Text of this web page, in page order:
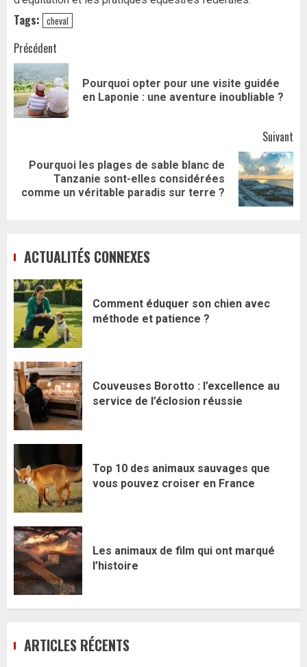
Tags: cheval
Navigation
d’article
Précédent
Pourquoi opter pour une visite guidée
en Laponie : une aventure inoubliable ?
Suivant
suivant:
Pourquoi les plages de sable blanc de
Tanzanie sont-elles considérées
comme un véritable paradis sur terre ?
ACTUALITÉS CONNEXES
Comment éduquer son chien avec
méthode et patience ?
Couveuses Borotto : l’excellence au
service de l’éclosion réussie
Top 10 des animaux sauvages que
vous pouvez croiser en France
Les animaux de film qui ont marqué
l’histoire
ARTICLES RÉCENTS